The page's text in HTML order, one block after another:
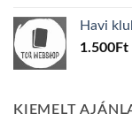
Havi
1.500Ft
KIEMELT